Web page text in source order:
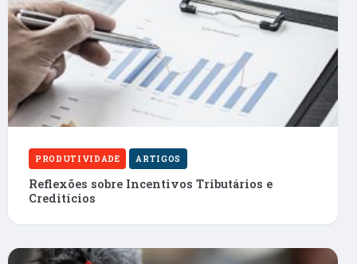
PRODUTIVIDADE ARTIGOS
Reflexões sobre Incentivos Tributários e
Creditícios